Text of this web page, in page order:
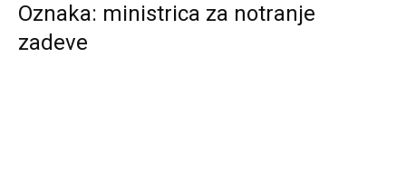
Oznaka: ministrica za notranje
zadeve